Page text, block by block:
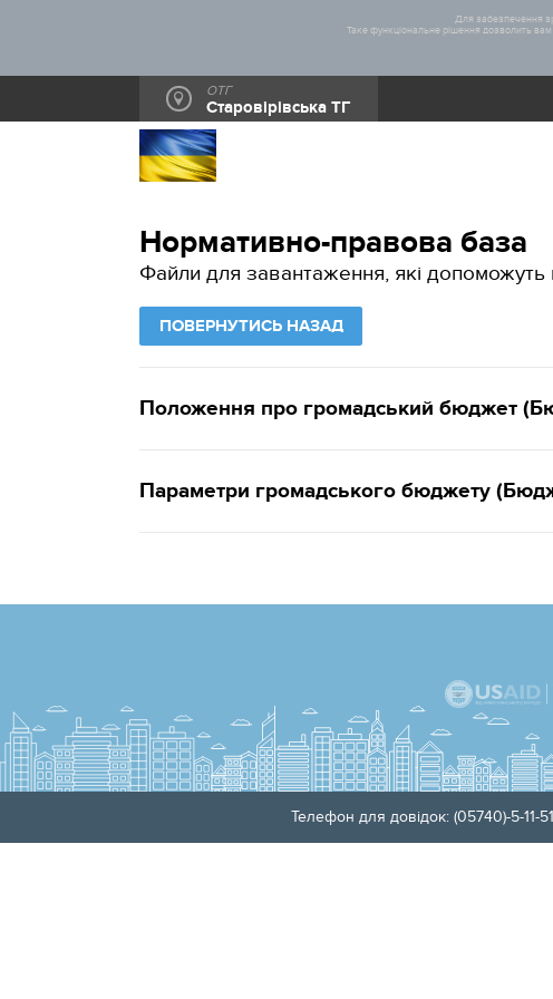
Для забезпечення
Таке функціональне рішення дозволить вам
ОТГ
Старовірівська ТГ
Нормативно-правова база
Файли для завантаження, які допоможуть
ПОВЕРНУТИСЬ НАЗАД
Положення про громадський бюджет
Параметри громадського бюджету
Телефон для довідок: (05740)-5-11-